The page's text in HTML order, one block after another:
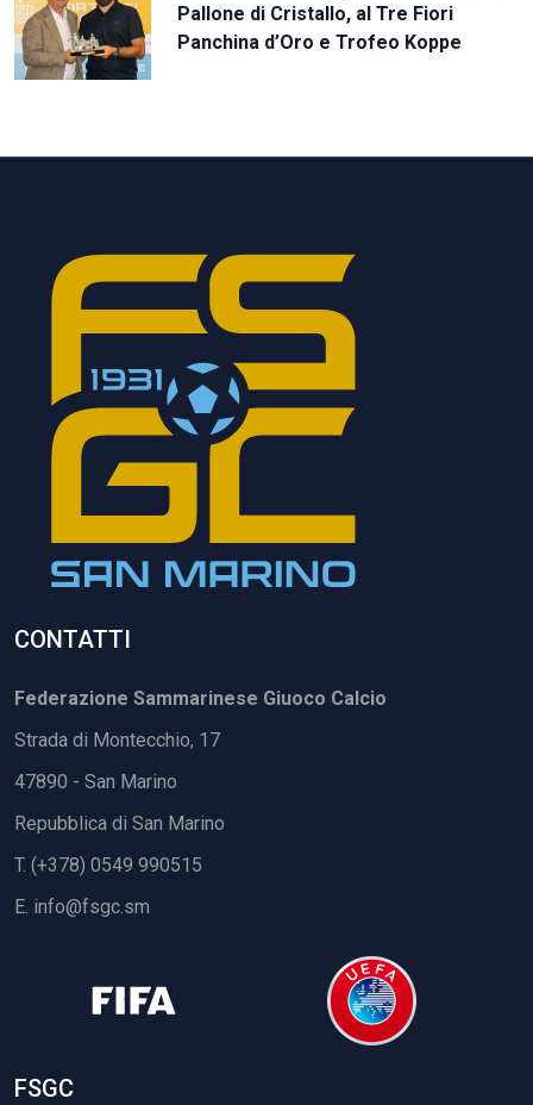
Pallone di Cristallo, al Tre Fiori
Panchina d’Oro e Trofeo Koppe
CONTATTI
Federazione Sammarinese Giuoco Calcio
Strada di Montecchio, 17
47890 - San Marino
Repubblica di San Marino
T. (+378) 0549 990515
E. info@fsgc.sm
FSGC